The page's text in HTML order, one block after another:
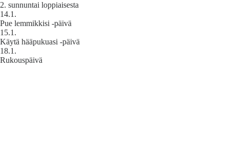
2. sunnuntai loppiaisesta
14.1.
Pue lemmikkisi -päivä
15.1.
Käytä hääpukuasi -päivä
18.1.
Rukouspäivä